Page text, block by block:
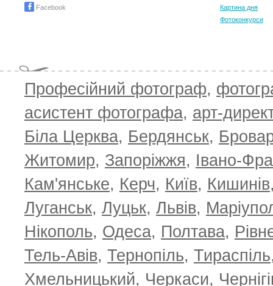
Facebook
Картина дня
Фотоконкурси
Професійний фотограф,
асистент фотографа, арт-
Біла Церква, Бердянськ,
Житомир, Запоріжжя, Івано-
Кам'янське, Керч, Київ, Кишинів
Луганськ, Луцьк, Львів,
Нікополь, Одеса, Полтава,
Тель-Авів, Тернопіль, Тираспіль
Хмельницький, Черкаси,